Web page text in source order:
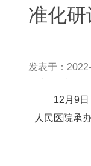
准化
发表于：
12月9日，
人民医院承